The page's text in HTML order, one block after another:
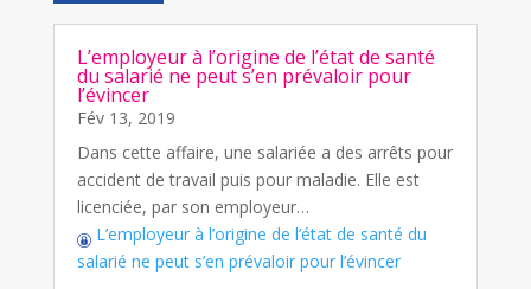
L’employeur à l’origine de l’état de santé
du salarié ne peut s’en prévaloir pour
l’évincer
Fév 13, 2019
Dans cette affaire, une salariée a des arrêts pour
accident de travail puis pour maladie. Elle est
licenciée, par son employeur…
L’employeur à l’origine de l’état de santé du
salarié ne peut s’en prévaloir pour l’évincer